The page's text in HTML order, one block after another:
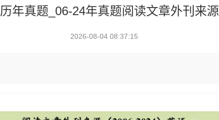
历年真题_06-24年真题阅读文章外刊来源
2026-08-04 08:37:15